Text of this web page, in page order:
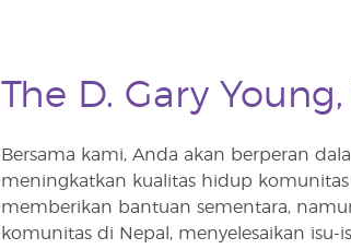
The D. Gary
Bersama kami, Anda akan berperan
meningkatkan kualitas hidup
memberikan bantuan sementara,
komunitas di Nepal, menyelesaikan